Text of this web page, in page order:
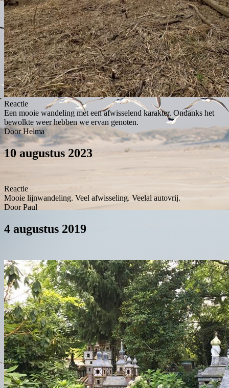
Reactie
Een mooie wandeling met een afwisselend karakter. Ondanks het
bewolkte weer hebben we ervan genoten.
Door Helma
10 augustus 2023
Reactie
Mooie lijnwandeling. Veel afwisseling. Veelal autovrij.
Door Paul
4 augustus 2019